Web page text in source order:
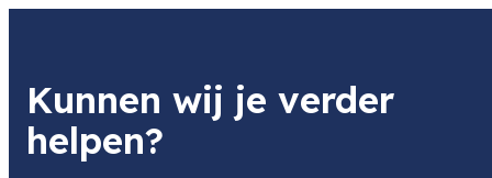
Product
8718485003134
Item code leverancier
D41619
Adres
Kunnen wij je verder
helpen?